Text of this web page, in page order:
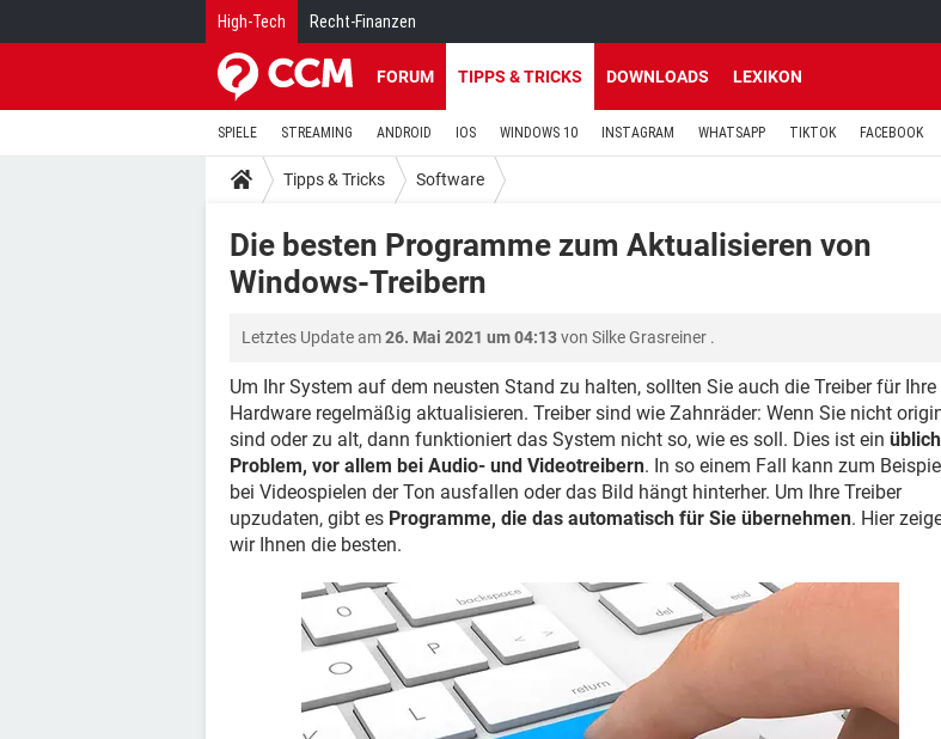
High-Tech Recht-Finanzen
FORUM TIPPS & TRICKS DOWNLOADS LEXIKON
SPIELE STREAMING ANDROID IOS WINDOWS 10 INSTAGRAM WHATSAPP TIKTOK FACEBOOK
Tipps & Tricks Software
Die besten Programme zum Aktualisieren von
Windows-Treibern
Letztes Update am26. Mai 2021 um 04:13von Silke Grasreiner .
Um Ihr System auf dem neusten Stand zu halten, sollten Sie auch die Treiber für Ihre
Hardware regelmäßig aktualisieren. Treiber sind wie Zahnräder: Wenn Sie nicht
sind oder zu alt, dann funktioniert das System nicht so, wie es soll. Dies ist ein
Problem, vor allem bei Audio- und Videotreibern. In so einem Fall kann zum
bei Videospielen der Ton ausfallen oder das Bild hängt hinterher. Um Ihre Treiber
upzudaten, gibt es Programme, die das automatisch für Sie übernehmen. Hier
wir Ihnen die besten.